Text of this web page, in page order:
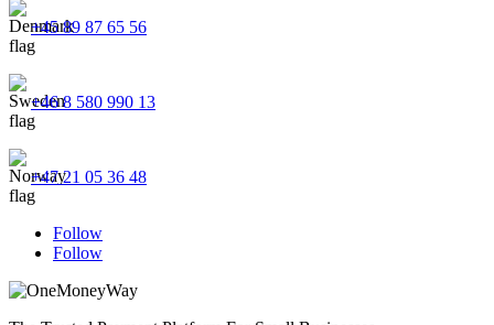
+45 89 87 65 56
+46 8 580 990 13
+47 21 05 36 48
Follow
Follow